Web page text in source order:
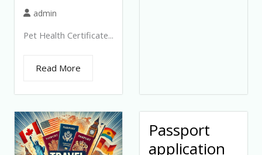
admin
Pet Health Certificate...
Read More
Passport
application